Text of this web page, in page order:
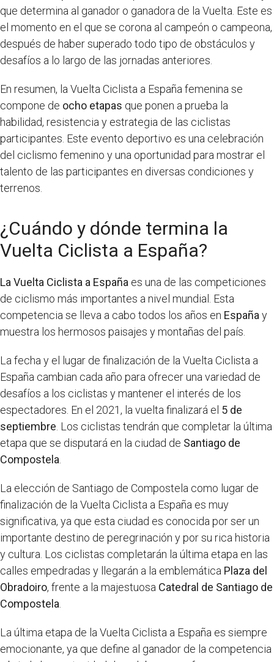
que determina al ganador o ganadora de la Vuelta. Este es
el momento en el que se corona al campeón o campeona,
después de haber superado todo tipo de obstáculos y
desafíos a lo largo de las jornadas anteriores.
En resumen, la Vuelta Ciclista a España femenina se
compone de ocho etapas que ponen a prueba la
habilidad, resistencia y estrategia de las ciclistas
participantes. Este evento deportivo es una celebración
del ciclismo femenino y una oportunidad para mostrar el
talento de las participantes en diversas condiciones y
terrenos.
¿Cuándo y dónde termina la
Vuelta Ciclista a España?
La Vuelta Ciclista a España es una de las competiciones
de ciclismo más importantes a nivel mundial. Esta
competencia se lleva a cabo todos los años en España y
muestra los hermosos paisajes y montañas del país.
La fecha y el lugar de finalización de la Vuelta Ciclista a
España cambian cada año para ofrecer una variedad de
desafíos a los ciclistas y mantener el interés de los
espectadores. En el 2021, la vuelta finalizará el 5 de
septiembre . Los ciclistas tendrán que completar la última
etapa que se disputará en la ciudad de Santiago de
Compostela
La elección de Santiago de Compostela como lugar de
finalización de la Vuelta Ciclista a España es muy
significativa, ya que esta ciudad es conocida por ser un
importante destino de peregrinación y por su rica historia
y cultura. Los ciclistas completarán la última etapa en las
calles empedradas y llegarán a la emblemática Plaza del
Obradoiro, frente a la majestuosa Catedral de Santiago de
Compostela
La última etapa de la Vuelta Ciclista a España es siempre
emocionante, ya que define al ganador de la competencia